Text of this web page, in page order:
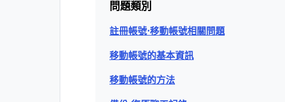
問題類別
註冊帳號⋅移動帳號相關問題
移動帳號的基本資訊
移動帳號的方法